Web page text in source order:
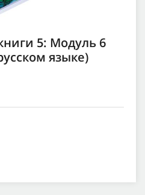
5: Модуль 6
языке)